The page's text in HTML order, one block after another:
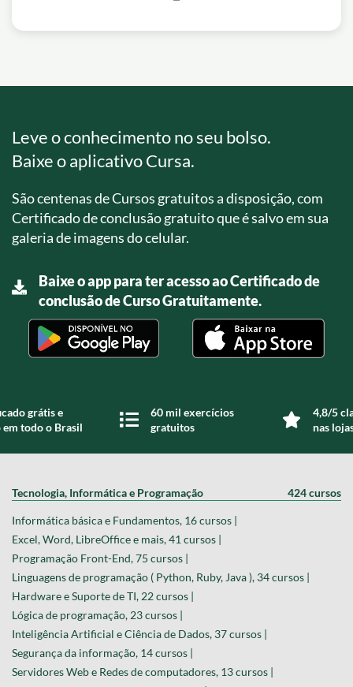
Leve o conhecimento no seu bolso.
Baixe o aplicativo Cursa.
São centenas de Cursos gratuitos a disposição, com
Certificado de conclusão gratuito que é salvo em sua
galeria de imagens do celular.
Baixe o app para ter acesso ao Certificado de
conclusão de Curso Gratuitamente.
grátis e
todo o Brasil
60 mil exercícios
gratuitos
4,8/5
nas
Tecnologia, Informática e Programação 424 cursos
Informática básica e Fundamentos, 16 cursos |
Excel, Word, LibreOffice e mais, 41 cursos |
Programação Front-End, 75 cursos |
Linguagens de programação ( Python, Ruby, Java ), 34 cursos |
Hardware e Suporte de TI, 22 cursos |
Lógica de programação, 23 cursos |
Inteligência Artificial e Ciência de Dados, 37 cursos |
Segurança da informação, 14 cursos |
Servidores Web e Redes de computadores, 13 cursos |